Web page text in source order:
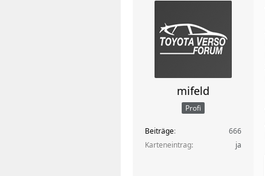
mifeld
Profi
Beiträge
666
Karteneintrag
ja